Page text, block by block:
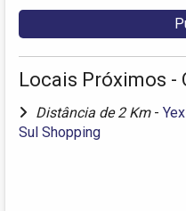
Locais Próximos -
Distância de 2 Km -
Sul Shopping